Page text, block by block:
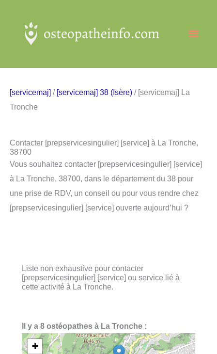
contenu
[servicemaj] / [servicemaj] 38 (Isère) / [servicemaj] La
Tronche
Contacter [prepservicesingulier] [service] à La Tronche,
38700
Vous souhaitez contacter [prepservicesingulier] [service]
à La Tronche, 38700, dans le département du 38 pour
une prise de RDV, un conseil ou pour vous rendre chez
[prepservicesingulier] [service] ouverte aujourd’hui ?
Liste non exhaustive pour contacter
[prepservicesingulier] [service] ou service lié à
cette activité à La Tronche.
Il y a 8 ostéopathes à La Tronche :
+